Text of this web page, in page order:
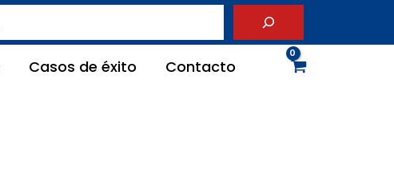
Casos de éxito Contacto